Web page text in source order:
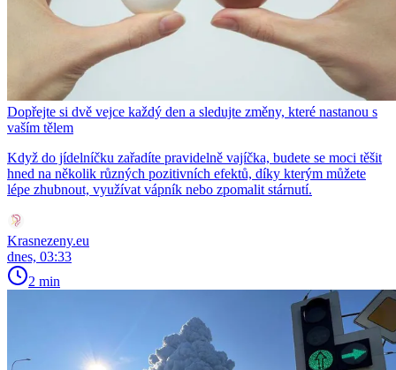
Dopřejte si dvě vejce každý den a sledujte změny, které nastanou s
vaším tělem
Když do jídelníčku zařadíte pravidelně vajíčka, budete se moci těšit
hned na několik různých pozitivních efektů, díky kterým můžete
lépe zhubnout, využívat vápník nebo zpomalit stárnutí.
Krasnezeny.eu
dnes, 03:33
2 min